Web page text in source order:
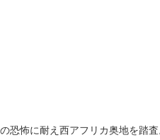
怖に耐え西アフリカ奥地を踏